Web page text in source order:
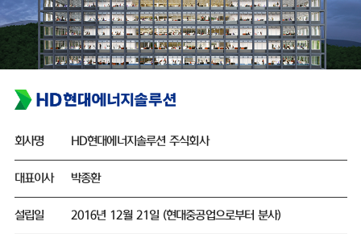
회사명 HD현대에너지솔루션 주식회사
대표이사 박종환
설립일 2016년 12월 21일 (현대중공업으로부터 분사)